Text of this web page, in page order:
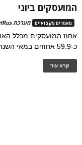
המועסקים ביוני
מאמרים מקצועיים מערכת HRus
כ-59.9 אחוזים במאי השנה
קרא עוד